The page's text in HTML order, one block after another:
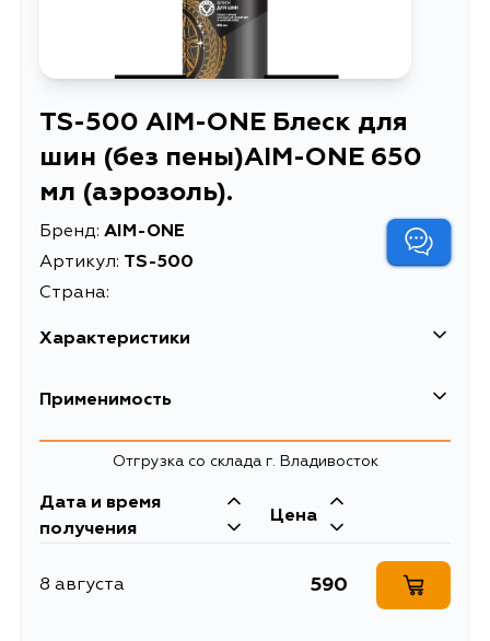
TS-500 AIM-ONE Блеск для
шин (без пены)AIM-ONE 650
мл (аэрозоль).
Бренд: AIM-ONE
Артикул: TS-500
Страна:
Характеристики
(аэрозоль).
Применимость
Отгрузка со склада г. Владивосток
Дата и время
получения
Цена
8 августа 590